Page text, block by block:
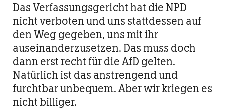
Das Verfassungs­gericht hat die NPD
nicht verboten und uns stattdessen auf
den Weg gegeben, uns mit ihr
auseinander­zusetzen. Das muss doch
dann erst recht für die AfD gelten.
Natürlich ist das anstrengend und
furchtbar unbequem. Aber wir kriegen es
nicht billiger.